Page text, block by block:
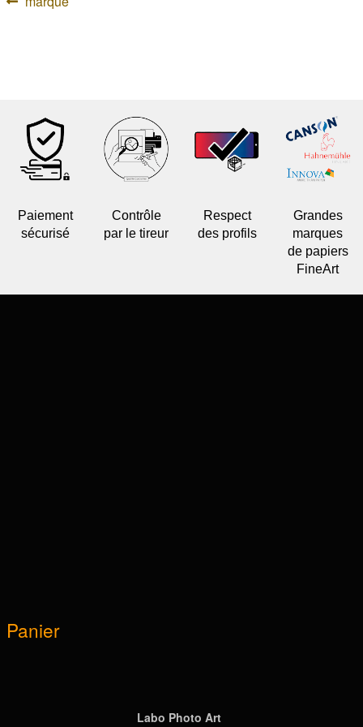
Paiement
sécurisé
Contrôle
par le tireur
Respect
des profils
Grandes
marques
de papiers
FineArt
Panier
Labo Photo Art